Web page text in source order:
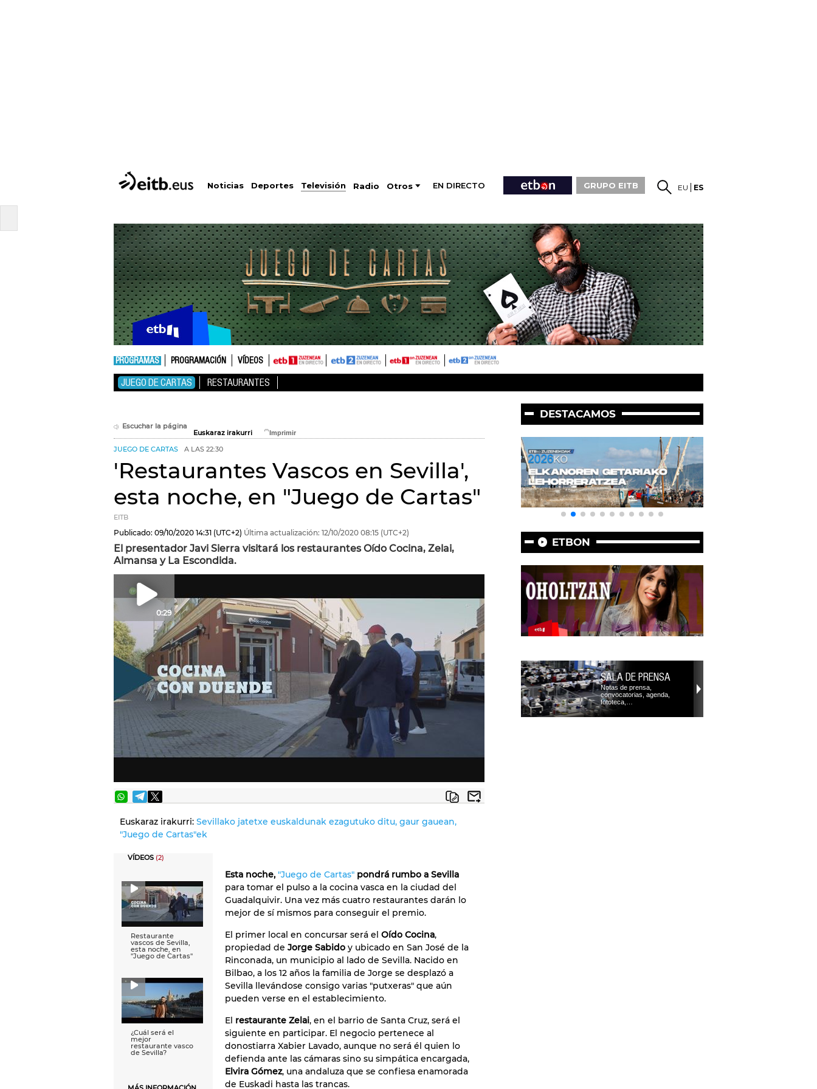
Noticias Deportes Televisión Radio Otros EN DIRECTO GRUPO EITB EU ES
PROGRAMAS PROGRAMACIÓN VÍDEOS
JUEGO DE CARTAS RESTAURANTES
Escuchar la página
Euskaraz irakurri
JUEGO DE CARTAS A LAS 22:30
'Restaurantes Vascos en Sevilla',
esta noche, en "Juego de Cartas"
EITB
Publicado: 09/10/2020 14:31 (UTC+2) Última actualización: 12/10/2020 08:15 (UTC+2)
El presentador Javi Sierra visitará los restaurantes Oído Cocina, Zelai,
Almansa y La Escondida.
0:29
Euskaraz irakurri: Sevillako jatetxe euskaldunak ezagutuko ditu, gaur gauean,
"Juego de Cartas"ek
VÍDEOS (2)
Restaurante
vascos de Sevilla,
esta noche, en
''Juego de Cartas''
¿Cuál será el
mejor
restaurante vasco
de Sevilla?
Esta noche, "Juego de Cartas" pondrá rumbo a Sevilla
para tomar el pulso a la cocina vasca en la ciudad del
Guadalquivir. Una vez más cuatro restaurantes darán lo
mejor de sí mismos para conseguir el premio.
El primer local en concursar será el Oído Cocina,
propiedad de Jorge Sabido y ubicado en San José de la
Rinconada, un municipio al lado de Sevilla. Nacido en
Bilbao, a los 12 años la familia de Jorge se desplazó a
Sevilla llevándose consigo varias "putxeras" que aún
pueden verse en el establecimiento.
El restaurante Zelai, en el barrio de Santa Cruz, será el
siguiente en participar. El negocio pertenece al
donostiarra Xabier Lavado, aunque no será él quien lo
defienda ante las cámaras sino su simpática encargada,
Elvira Gómez, una andaluza que se confiesa enamorada
de Euskadi hasta las trancas.
DESTACAMOS
ETBON
SALA DE PRENSA
Notas de prensa,
convocatorias, agenda,
fototeca,…